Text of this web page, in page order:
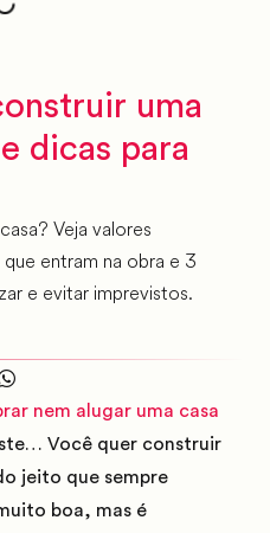
uma
dicas para
Veja valores
entram na obra e 3
e evitar imprevistos.
nem alugar uma casa
Você quer construir
jeito que sempre
boa, mas é